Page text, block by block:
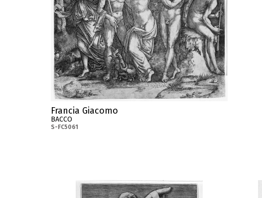
Francia Giacomo
BACCO
S-FC5061